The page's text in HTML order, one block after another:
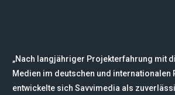
„Nach langjähriger Projekterfahrung mit
Medien im deutschen und internationalen
entwickelte sich Savvimedia als